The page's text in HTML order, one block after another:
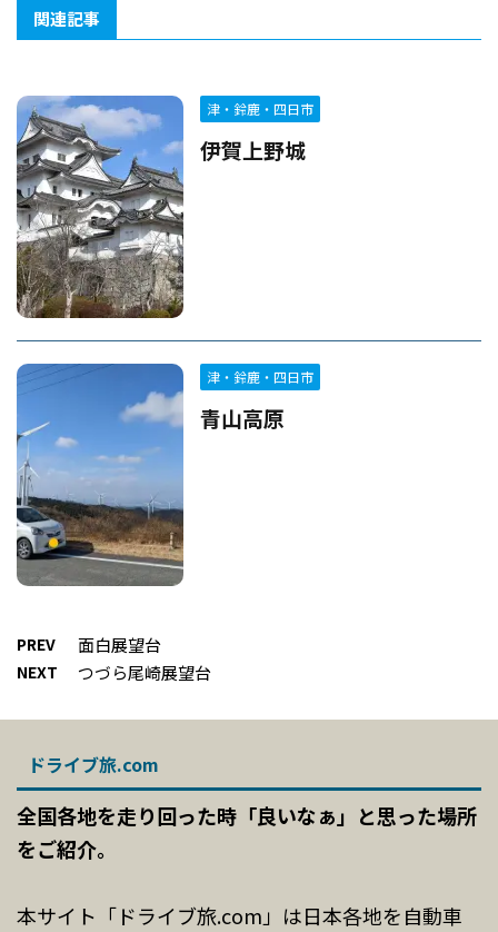
関連記事
津・鈴鹿・四日市
伊賀上野城
津・鈴鹿・四日市
青山高原
PREV 面白展望台
NEXT つづら尾崎展望台
ドライブ旅.com
全国各地を走り回った時「良いなぁ」と思った場所
をご紹介。
本サイト「ドライブ旅.com」は日本各地を自動車